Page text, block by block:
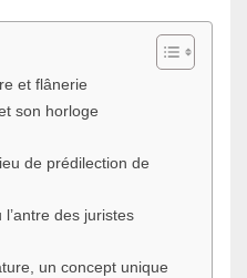
et flânerie
son horloge
de prédilection de
des juristes
un concept unique